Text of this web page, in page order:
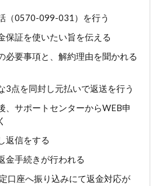
（0570-099-031）を行う
保証を使いたい旨を伝える
必要事項と、解約理由を聞かれる
3点を同封し元払いで返送を行う
、サポートセンターからWEB申
返信をする
金手続きが行われる
口座へ振り込みにて返金対応が